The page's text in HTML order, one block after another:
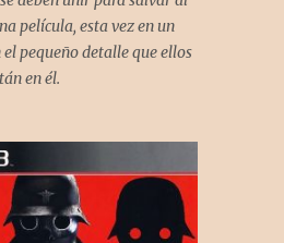
que nos agregan a sus
y nos dejan
diferentes redes.
cronicasgoomb
CronicasGoomb
película, esta vez en un
pequeño detalle que ellos
en él.